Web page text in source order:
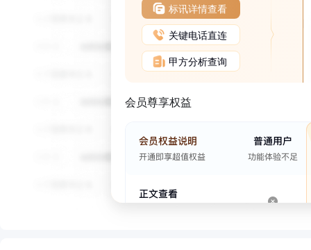
标讯详情查看
关键电话直连
甲方分析查询
会员尊享权益